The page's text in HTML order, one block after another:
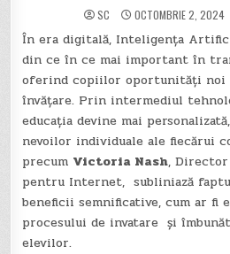
SC OCTOMBRIE 2, 2024
În era digitală, Inteligența
din ce în ce mai important în
oferind copiilor oportunități noi
învățare. Prin intermediul
educația devine mai
nevoilor individuale ale fiecărui
precum Victoria Nash,
pentru Internet, subliniază
beneficii semnificative, cum ar fi
procesului de invatare și
elevilor.